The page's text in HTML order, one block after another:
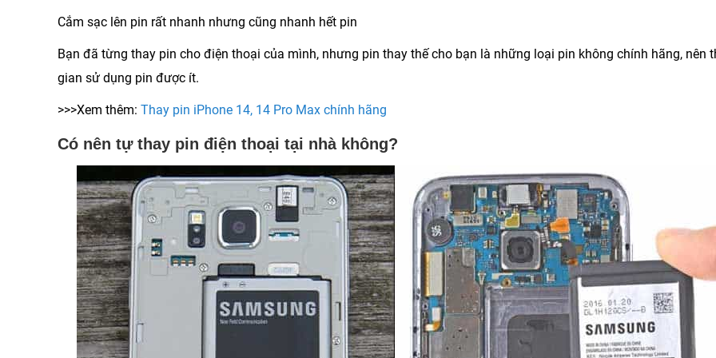
Cắm sạc lên pin rất nhanh nhưng cũng nhanh hết pin
Bạn đã từng thay pin cho điện thoại của mình, nhưng pin thay thế cho bạn là những loại pin không chính hãng, nên
gian sử dụng pin được ít.
>>>Xem thêm: Thay pin iPhone 14, 14 Pro Max chính hãng
Có nên tự thay pin điện thoại tại nhà không?